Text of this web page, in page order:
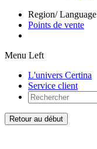
Region/ Language
Points de vente
Menu Left
L'univers Certina
Service client
Retour au début